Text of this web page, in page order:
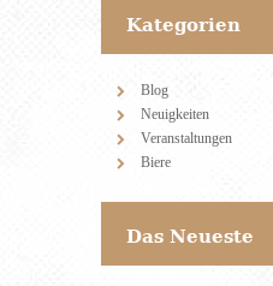
Kategorien
Blog
Neuigkeiten
Veranstaltungen
Biere
Das Neueste